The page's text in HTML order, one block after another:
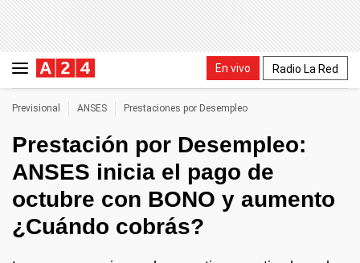
En vivo Radio La Red
Previsional ANSES Prestaciones por Desempleo
Prestación por Desempleo:
ANSES inicia el pago de
octubre con BONO y aumento
¿Cuándo cobrás?